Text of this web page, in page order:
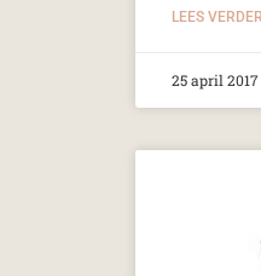
LEES
25 april 2017